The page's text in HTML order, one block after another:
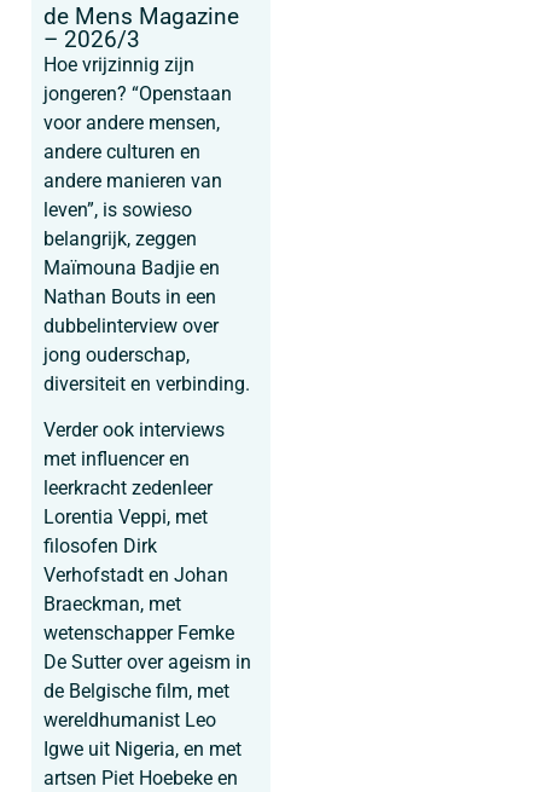
de Mens Magazine
– 2026/3
Hoe vrijzinnig zijn
jongeren? “Openstaan
voor andere mensen,
andere culturen en
andere manieren van
leven”, is sowieso
belangrijk, zeggen
Maïmouna Badjie en
Nathan Bouts in een
dubbelinterview over
jong ouderschap,
diversiteit en verbinding.
Verder ook interviews
met influencer en
leerkracht zedenleer
Lorentia Veppi, met
filosofen Dirk
Verhofstadt en Johan
Braeckman, met
wetenschapper Femke
De Sutter over ageism in
de Belgische film, met
wereldhumanist Leo
Igwe uit Nigeria, en met
artsen Piet Hoebeke en